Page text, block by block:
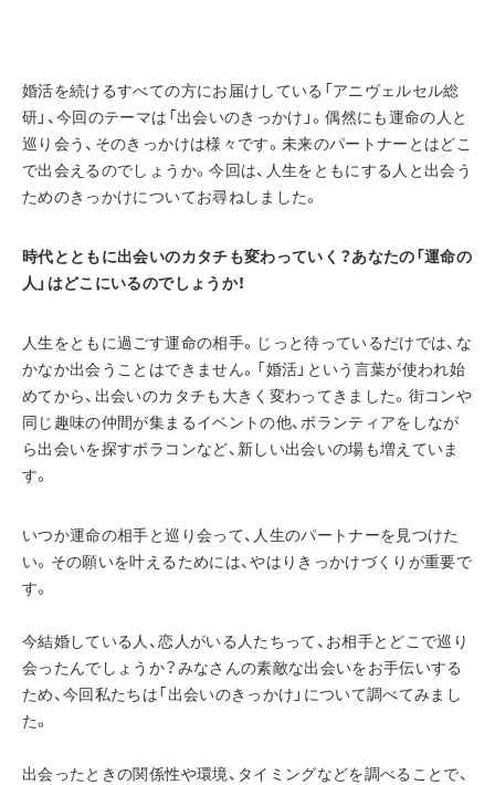
婚活を続けるすべての方にお届けしている「アニヴェルセル総
研」、今回のテーマは「出会いのきっかけ」。偶然にも運命の人と
巡り会う、そのきっかけは様々です。未来のパートナーとはどこ
で出会えるのでしょうか。今回は、人生をともにする人と出会う
ためのきっかけについてお尋ねしました。
時代とともに出会いのカタチも変わっていく？あなたの「運命の
人」はどこにいるのでしょうか！
人生をともに過ごす運命の相手。じっと待っているだけでは、な
かなか出会うことはできません。「婚活」という言葉が使われ始
めてから、出会いのカタチも大きく変わってきました。街コンや
同じ趣味の仲間が集まるイベントの他、ボランティアをしなが
ら出会いを探すボラコンなど、新しい出会いの場も増えていま
す。
いつか運命の相手と巡り会って、人生のパートナーを見つけた
い。その願いを叶えるためには、やはりきっかけづくりが重要で
す。
今結婚している人、恋人がいる人たちって、お相手とどこで巡り
会ったんでしょうか？みなさんの素敵な出会いをお手伝いする
ため、今回私たちは「出会いのきっかけ」について調べてみまし
た。
出会ったときの関係性や環境、タイミングなどを調べることで、